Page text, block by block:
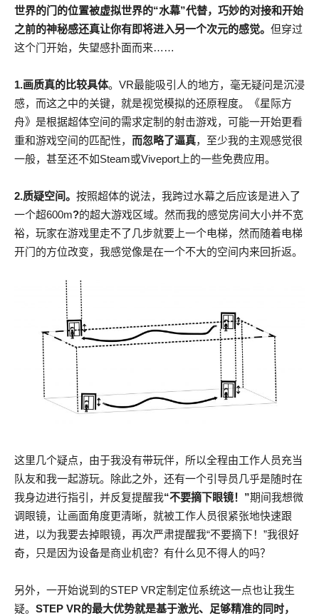
世界的门的位置被虚拟世界的“水幕”代替，巧妙的对接和开始
之前的神秘感还真让你有即将进入另一个次元的感觉。 但穿过
这个门开始，失望感扑面而来……
1.画质真的比较具体。VR最能吸引人的地方，毫无疑问是沉浸
感，而这之中的关键，就是视觉模拟的还原程度。《星际方
舟》是根据超体空间的需求定制的射击游戏，可能一开始更看
重和游戏空间的匹配性， 而忽略了逼真，至少我的主观感觉很
一般，甚至还不如Steam或Viveport上的一些免费应用。
2.质疑空间。 按照超体的说法，我跨过水幕之后应该是进入了
一个超600m?的超大游戏区域。然而我的感觉房间大小并不宽
裕，玩家在游戏里走不了几步就要上一个电梯，然而随着电梯
开门的方位改变，我感觉像是在一个不大的空间内来回折返。
这里几个疑点，由于我没有带玩伴，所以全程由工作人员充当
队友和我一起游玩。除此之外，还有一个引导员几乎是随时在
我身边进行指引，并反复提醒我“不要摘下眼镜！”期间我想微
调眼镜，让画面角度更清晰，就被工作人员很紧张地快速跟
进，以为我要去掉眼镜，再次严肃提醒我“不要摘下！”我很好
奇，只是因为设备是商业机密？有什么见不得人的吗？
另外，一开始说到的STEP VR定制定位系统这一点也让我生
疑。 STEP VR的最大优势就是基于激光、足够精准的同时，